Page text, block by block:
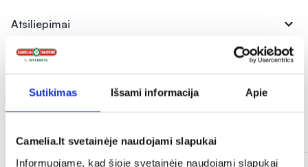
Sutikimas Išsami informacija Apie
Camelia.lt svetainėje naudojami slapukai
Informuojame, kad šioje svetainėje naudojami slapukai
Atsiliepimai expand_more